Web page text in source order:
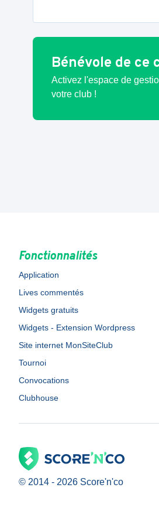
Bénévole de ce
Activez l'espace de
votre club !
Fonctionnalités
Application
Lives commentés
Widgets gratuits
Widgets - Extension Wordpress
Site internet MonSiteClub
Tournoi
Convocations
Clubhouse
© 2014 - 2026 Score'n'co